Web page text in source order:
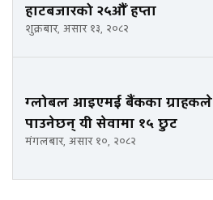
हाटबजारको २५औँ हप्ता
शुक्रबार, असार १३, २०८२
ग्लोबल आइएमई बैंकका ग्राहकले
पाउनेछन् यी सेवामा १५ छुट
मंगलबार, असार १०, २०८२